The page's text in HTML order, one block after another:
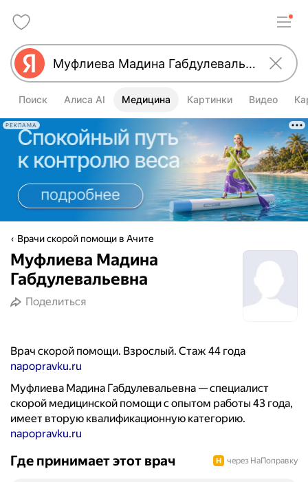
Поиск Алиса AI Медицина Картинки Видео
РЕКЛАМА
Врачи скорой помощи в Ачите
Муфлиева Мадина
Габдулевальевна
Поделиться
Врач скорой помощи. Взрослый. Стаж 44 года
napopravku.ru
Муфлиева Мадина Габдулевальевна — специалист
скорой медицинской помощи с опытом работы 43 года,
имеет вторую квалификационную категорию.
napopravku.ru
Где принимает этот врач через НаПоправку